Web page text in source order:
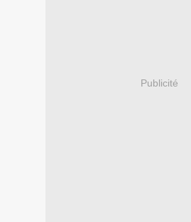
Publicité